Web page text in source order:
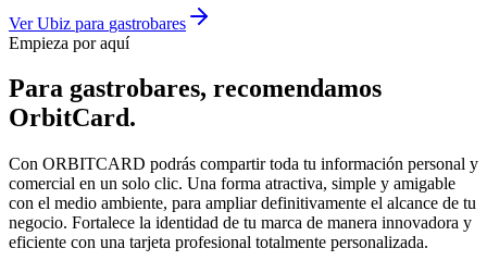
VerUbiz para gastrobares
Empieza por aquí
Para gastrobares, recomendamos
OrbitCard.
Con ORBITCARD podrás compartir toda tu información personal y
comercial en un solo clic. Una forma atractiva, simple y amigable
con el medio ambiente, para ampliar definitivamente el alcance de tu
negocio. Fortalece la identidad de tu marca de manera innovadora y
eficiente con una tarjeta profesional totalmente personalizada.